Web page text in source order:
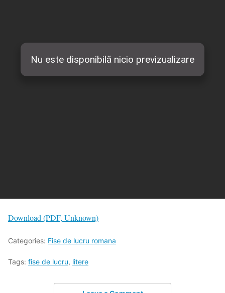
Download (PDF, Unknown)
Categories: Fise de lucru romana
Tags: fise de lucru, litere